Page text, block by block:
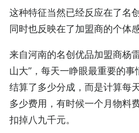
这种特征当然已经反应在了名
同时也反映在了加盟商的个体感
来自河南的名创优品加盟商杨
山大”，每天一睁眼最重要的
结算了多少分成，而是计算每
多少费用，有时候一个月物料
扣掉八九千元。